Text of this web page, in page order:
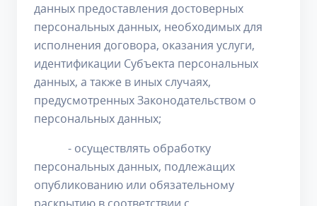
данных предоставления достоверных
персональных данных, необходимых для
исполнения договора, оказания услуги,
идентификации Субъекта персональных
данных, а также в иных случаях,
предусмотренных Законодательством о
персональных данных;
- осуществлять обработку
персональных данных, подлежащих
опубликованию или обязательному